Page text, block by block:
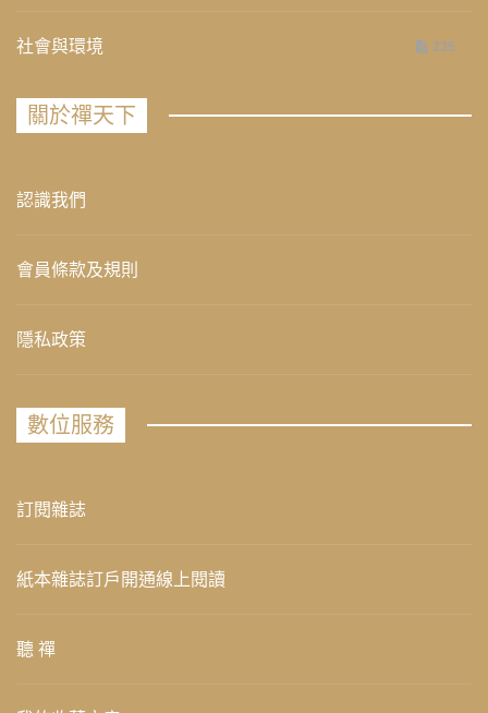
社會與環境 235
關於禪天下
認識我們
會員條款及規則
隱私政策
數位服務
訂閱雜誌
紙本雜誌訂戶開通線上閱讀
聽 禪